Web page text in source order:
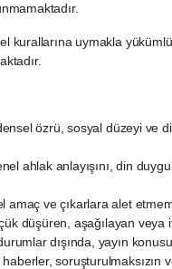
kurallarına uymakla
özrü, sosyal düzeyi ve
ahlak anlayışını, din
amaç ve çıkarlara alet
düşüren, aşağılayan
dışında, yayın
soruşturulmaksızın